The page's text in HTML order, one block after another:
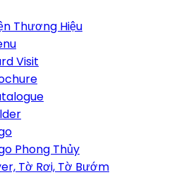
Thương Hiệu
Visit
Phong Thủy
Tờ Rơi, Tờ Bướm